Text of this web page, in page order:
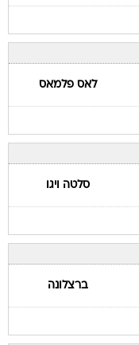
לאס פלמאס
סלטה ויגו
ברצלונה